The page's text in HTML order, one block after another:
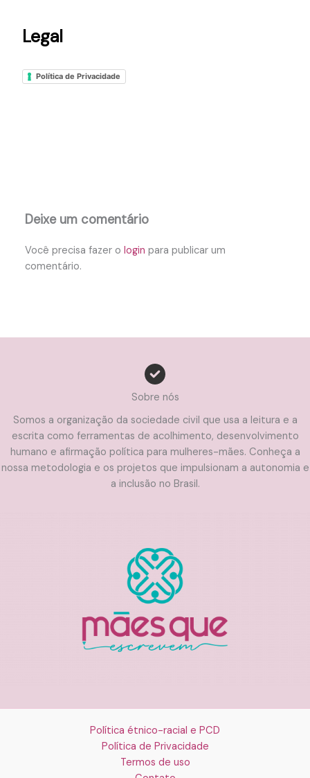
Legal
Política de Privacidade
Deixe um comentário
Você precisa fazer ologin para publicar um
comentário.
Sobre nós
Somos a organização da sociedade civil que usa a leitura e a
escrita como ferramentas de acolhimento, desenvolvimento
humano e afirmação política para mulheres-mães. Conheça a
nossa metodologia e os projetos que impulsionam a autonomia e
a inclusão no Brasil.
Política étnico-racial e PCD
Política de Privacidade
Termos de uso